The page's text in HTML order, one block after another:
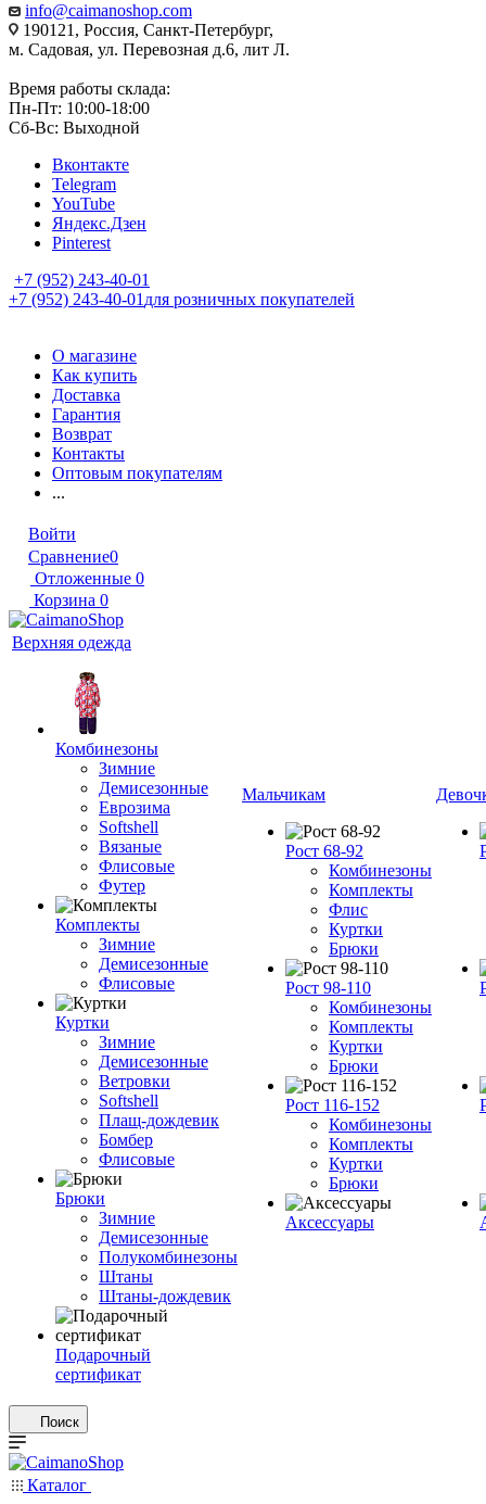
info@caimanoshop.com
190121, Россия, Санкт-Петербург,
м. Садовая, ул. Перевозная д.6, лит Л.
Время работы склада:
Пн-Пт: 10:00-18:00
Сб-Вс: Выходной
Вконтакте
Telegram
YouTube
Яндекс.Дзен
Pinterest
+7 (952) 243-40-01
+7 (952) 243-40-01 для розничных покупателей
О магазине
Как купить
Доставка
Гарантия
Возврат
Контакты
Оптовым покупателям
...
Войти
Сравнение0
Отложенные 0
Корзина 0
Верхняя одежда
Комбинезоны
Зимние
Демисезонные
Еврозима
Softshell
Вязаные
Флисовые
Футер
Комплекты
Зимние
Демисезонные
Флисовые
Куртки
Зимние
Демисезонные
Ветровки
Softshell
Плащ-дождевик
Бомбер
Флисовые
Брюки
Зимние
Демисезонные
Полукомбинезоны
Штаны
Штаны-дождевик
Подарочный
сертификат
Мальчикам
Рост 68-92
Комбинезоны
Комплекты
Флис
Куртки
Брюки
Рост 98-110
Комбинезоны
Комплекты
Куртки
Брюки
Рост 116-152
Комбинезоны
Комплекты
Куртки
Брюки
Аксессуары
Поиск
Каталог